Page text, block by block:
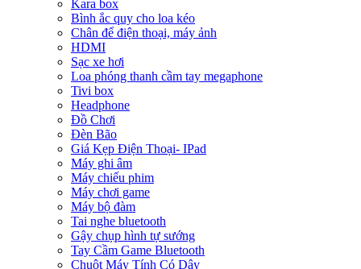
Kara box
Bình ắc quy cho loa kéo
Chân để điện thoại, máy ảnh
HDMI
Sạc xe hơi
Loa phóng thanh cầm tay megaphone
Tivi box
Headphone
Đồ Chơi
Đèn Bão
Giá Kẹp Điện Thoại- IPad
Máy ghi âm
Máy chiếu phim
Máy chơi game
Máy bộ đàm
Tai nghe bluetooth
Gậy chụp hình tự sướng
Tay Cầm Game Bluetooth
Chuột Máy Tính Có Dây